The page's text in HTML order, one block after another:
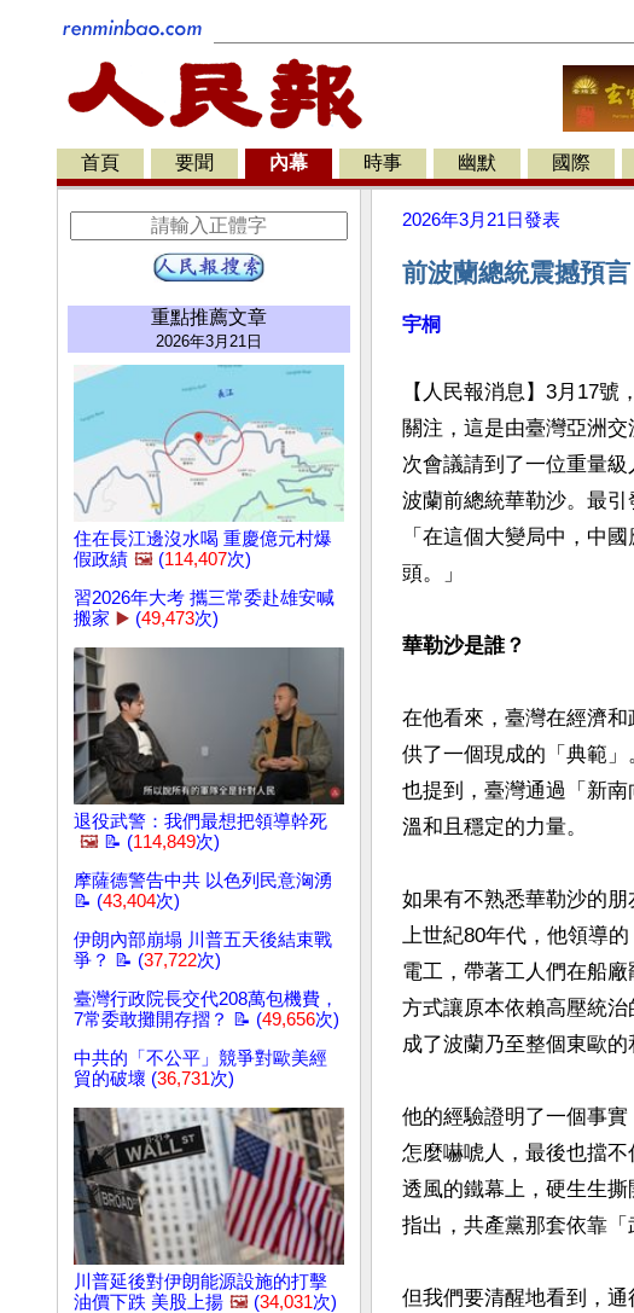
首頁 要聞 內幕 時事 幽默 國際
重點推薦文章
2026年3月21日
住在長江邊沒水喝 重慶億元村爆
假政績 🖼️ (114,407次)
習2026年大考 攜三常委赴雄安喊
搬家 ▶️ (49,473次)
退役武警：我們最想把領導幹死
🖼️ 📝 (114,849次)
摩薩德警告中共 以色列民意洶湧
📝 (43,404次)
伊朗內部崩塌 川普五天後結束戰
爭？ 📝 (37,722次)
臺灣行政院長交代208萬包機費，
7常委敢攤開存摺？ 📝 (49,656次)
中共的「不公平」競爭對歐美經
貿的破壞 (36,731次)
川普延後對伊朗能源設施的打擊
油價下跌 美股上揚 🖼️ (34,031次)
2026年3月21日發表
前波蘭總統震撼預
宇桐
【人民報消息】3月17
關注，這是由臺灣亞洲
次會議請到了一位重量級
波蘭前總統華勒沙。最引
「在這個大變局中，中
頭。」
華勒沙是誰？
在他看來，臺灣在經濟
供了一個現成的「典範
也提到，臺灣通過「新
溫和且穩定的力量。
如果有不熟悉華勒沙的
上世紀80年代，他領導
電工，帶著工人們在船
方式讓原本依賴高壓統
成了波蘭乃至整個東歐的
他的經驗證明了一個事實
怎麼嚇唬人，最後也擋
透風的鐵幕上，硬生生
指出，共產黨那套依靠「
但我們要清醒地看到，